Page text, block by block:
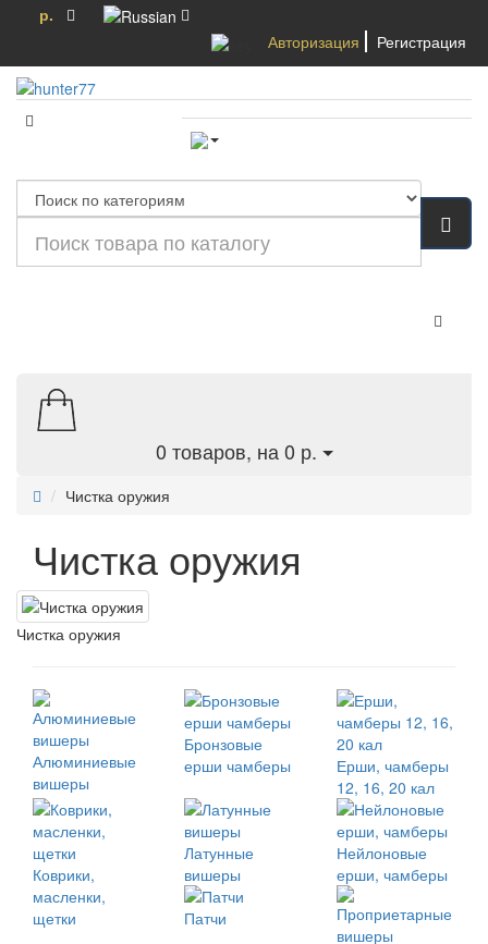
р.
Авторизация
Регистрация
0 товаров, на 0 р.
Чистка оружия
Чистка оружия
Чистка оружия
Алюминиевые
вишеры
Бронзовые
ерши чамберы
Ерши, чамберы
12, 16, 20 кал
Коврики,
масленки,
щетки
Латунные
вишеры
Нейлоновые
ерши, чамберы
Патчи